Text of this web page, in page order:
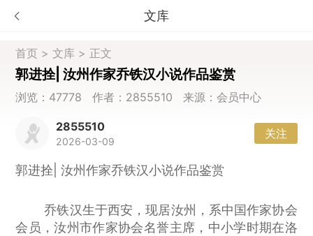
文库
首页 >文库 > 正文
郭进拴| 汝州作家乔铁汉小说作品鉴赏
浏览：47778 作者：2855510 来源：会员中心
2855510
2026-03-09
关注
郭进拴| 汝州作家乔铁汉小说作品鉴赏
乔铁汉生于西安，现居汝州，系中国作家协会
会员，汝州市作家协会名誉主席，中小学时期在洛